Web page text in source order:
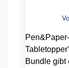
Bundle gibt